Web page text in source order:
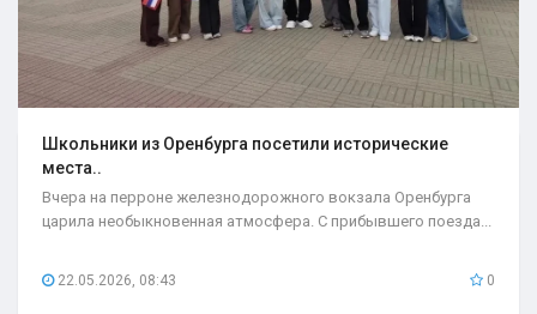
Школьники из Оренбурга посетили исторические
места..
Вчера на перроне железнодорожного вокзала Оренбурга
царила необыкновенная атмосфера. С прибывшего поезда...
22.05.2026, 08:43 0